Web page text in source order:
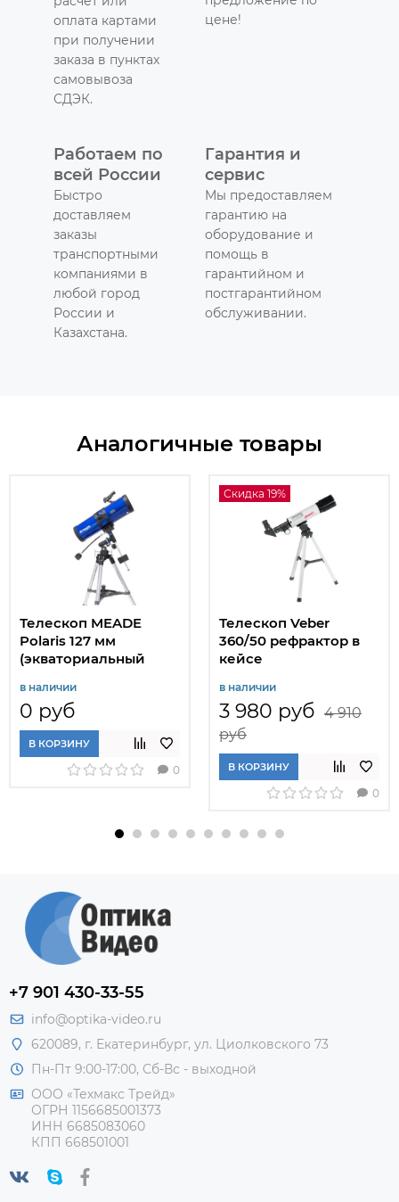
оплата картами
при получении
заказа в пунктах
самовывоза
СДЭК.
цене!
Работаем по
всей России
Быстро
доставляем
заказы
транспортными
компаниями в
любой город
России и
Казахстана.
Гарантия и
сервис
Мы предоставляем
гарантию на
оборудование и
помощь в
гарантийном и
постгарантийном
обслуживании.
Аналогичные товары
Телескоп MEADE
Polaris 127 мм
(экваториальный
в наличии
0 руб
В КОРЗИНУ
0
Скидка 19%
Телескоп Veber
360/50 рефрактор в
кейсе
в наличии
3 980 руб 4 910
руб
В КОРЗИНУ
0
+7 901 430-33-55
info@optika-video.ru
620089, г. Екатеринбург, ул. Циолковского 73
Пн-Пт 9:00-17:00, Сб-Вс - выходной
ООО «Техмакс Трейд»
ОГРН 1156685001373
ИНН 6685083060
КПП 668501001